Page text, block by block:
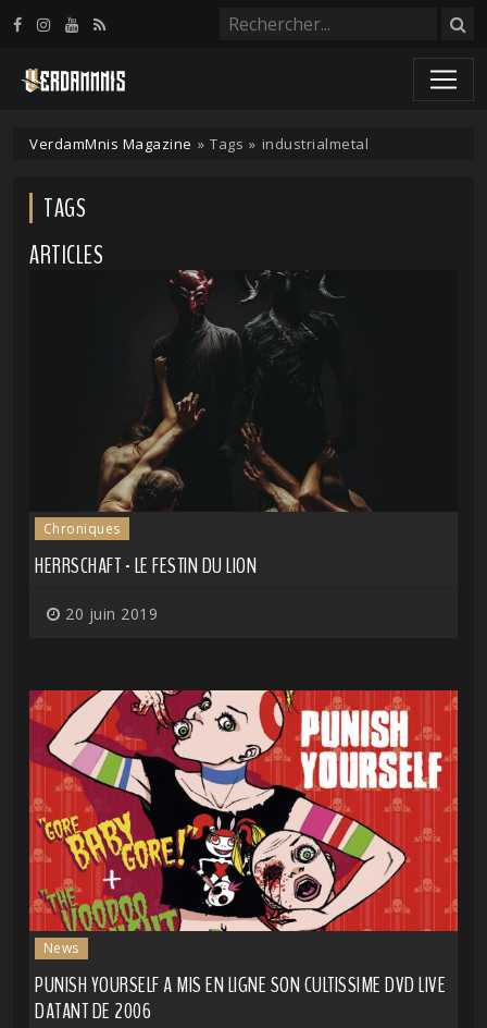
VerdamMnis Magazine » Tags » industrialmetal
TAGS
ARTICLES
Chroniques
HERRSCHAFT - LE FESTIN DU LION
20 juin 2019
News
PUNISH YOURSELF A MIS EN LIGNE SON CULTISSIME DVD LIVE
DATANT DE 2006
Panneau de gestion des cookies